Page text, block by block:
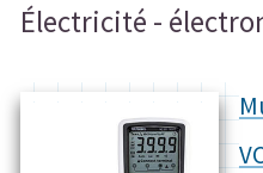
Électricité -